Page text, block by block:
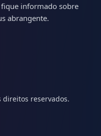
informado sobre
abrangente.
direitos reservados.